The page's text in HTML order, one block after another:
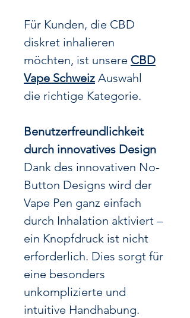
Für Kunden, die CBD
diskret inhalieren
möchten, ist unsere CBD
Vape Schweiz Auswahl
die richtige Kategorie.
Benutzerfreundlichkeit
durch innovatives Design
Dank des innovativen No-
Button Designs wird der
Vape Pen ganz einfach
durch Inhalation aktiviert –
ein Knopfdruck ist nicht
erforderlich. Dies sorgt für
eine besonders
unkomplizierte und
intuitive Handhabung.